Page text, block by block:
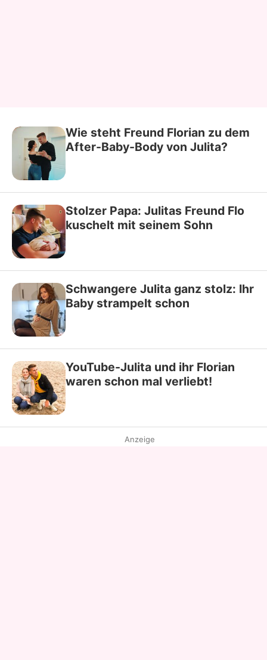
Wie steht Freund Florian zu dem
After-Baby-Body von Julita?
Stolzer Papa: Julitas Freund Flo
kuschelt mit seinem Sohn
Schwangere Julita ganz stolz: Ihr
Baby strampelt schon
YouTube-Julita und ihr Florian
waren schon mal verliebt!
Anzeige